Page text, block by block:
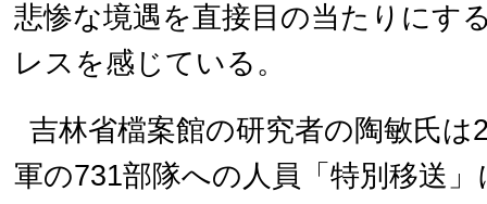
悲惨な境遇を直接目の当たりにす
レスを感じている。
吉林省檔案館の研究者の陶敏氏は
軍の731部隊への人員「特別移送